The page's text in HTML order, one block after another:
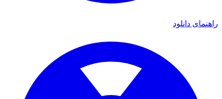
دانلود